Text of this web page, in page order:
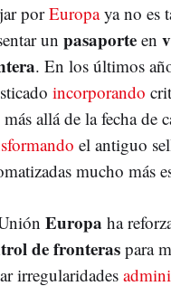
porEuropaya no es
un pasaporte en
. En los últimos
incorporando
allá de la fecha de
el antiguo
mucho más
Europa ha
de fronteras para
irregularidades